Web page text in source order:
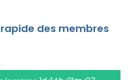
des membres